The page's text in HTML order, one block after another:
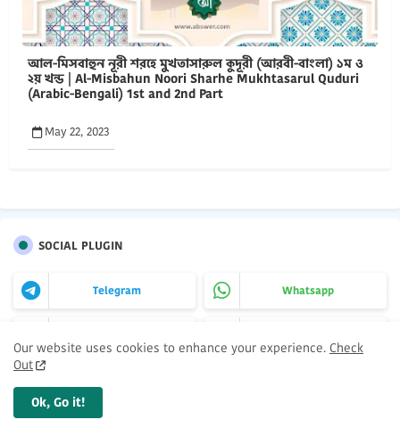
আল-মিসবাহুন নূরী শরহে মুখতাসারুল কুদূরী (আরবী-বাংলা) ১ম ও
২য় খন্ড | Al-Misbahun Noori Sharhe Mukhtasarul Quduri
(Arabic-Bengali) 1st ‍and 2nd Part
May 22, 2023
SOCIAL PLUGIN
Telegram Whatsapp
TRAND POSTS
Our website uses cookies to enhance your experience. Check
Out
Ok, Go it!